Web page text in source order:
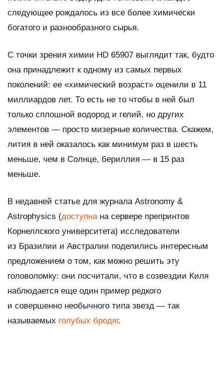
следующее рождалось из все более химически
богатого и разнообразного сырья.
С точки зрения химии HD 65907 выглядит так, будто
она принадлежит к одному из самых первых
поколений: ее «химический возраст» оценили в 11
миллиардов лет. То есть не то чтобы в ней был
только сплошной водород и гелий, но других
элементов — просто мизерные количества. Скажем,
лития в ней оказалось как минимум раз в шесть
меньше, чем в Солнце, бериллия — в 15 раз
меньше.
В недавней статье для журнала Astronomy &
Astrophysics (доступна на сервере препринтов
Корнеллского университета) исследователи
из Бразилии и Австралии поделились интересным
предложением о том, как можно решить эту
головоломку: они посчитали, что в созвездии Киля
наблюдается еще один пример редкого
и совершенно необычного типа звезд — так
называемых голубых бродяг.